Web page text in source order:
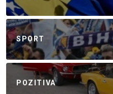
SPORT
POZITIVA